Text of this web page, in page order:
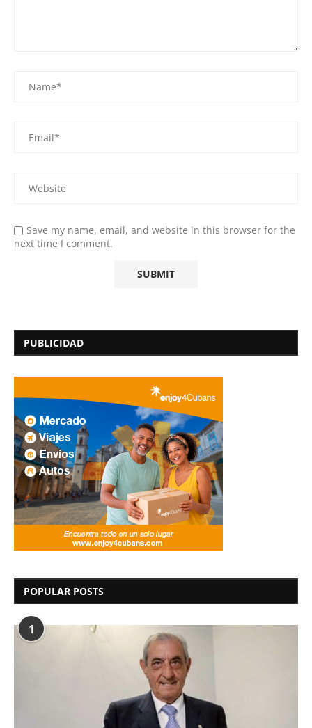
Save my name, email, and website in this browser for the
next time I comment.
PUBLICIDAD
POPULAR POSTS
1